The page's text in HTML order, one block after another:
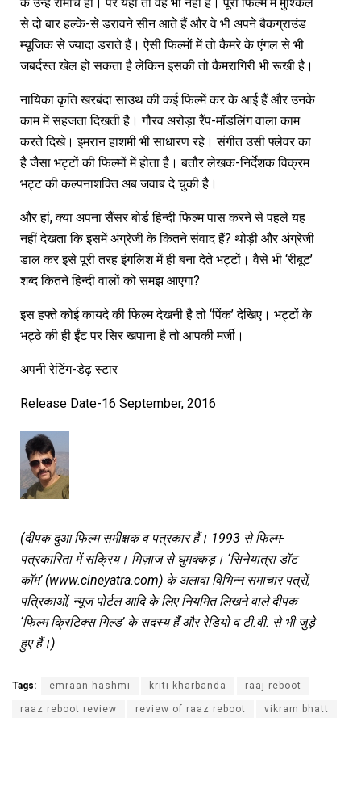
से दो बार हल्के-से डरावने सीन आते हैं और वे भी अपने बैकग्राउंड
म्यूजिक से ज्यादा डराते हैं। ऐसी फिल्मों में तो कैमरे के एंगल से भी
जबर्दस्त खेल हो सकता है लेकिन इसकी तो कैमरागिरी भी रूखी है।
नायिका कृति खरबंदा साउथ की कई फिल्में कर के आई हैं और उनके
काम में सहजता दिखती है। गौरव अरोड़ा रैंप-मॉडलिंग वाला काम
करते दिखे। इमरान हाशमी भी साधारण रहे। संगीत उसी फ्लेवर का
है जैसा भट्टों की फिल्मों में होता है। बतौर लेखक-निर्देशक विक्रम
भट्ट की कल्पनाशक्ति अब जवाब दे चुकी है।
और हां, क्या अपना सैंसर बोर्ड हिन्दी फिल्म पास करने से पहले यह
नहीं देखता कि इसमें अंग्रेजी के कितने संवाद हैं? थोड़ी और अंग्रेजी
डाल कर इसे पूरी तरह इंगलिश में ही बना देते भट्टों। वैसे भी ‘रीबूट’
शब्द कितने हिन्दी वालों को समझ आएगा?
इस हफ्ते कोई कायदे की फिल्म देखनी है तो ‘पिंक’ देखिए। भट्टों के
भट्ठे की ही ईंट पर सिर खपाना है तो आपकी मर्जी।
अपनी रेटिंग-डेढ़ स्टार
Release Date-16 September, 2016
(दीपक दुआ फिल्म समीक्षक व पत्रकार हैं। 1993 से फिल्म-
पत्रकारिता में सक्रिय। मिज़ाज से घुमक्कड़। ‘सिनेयात्रा डॉट
कॉम’ (www.cineyatra.com) के अलावा विभिन्न समाचार पत्रों,
पत्रिकाओं, न्यूज पोर्टल आदि के लिए नियमित लिखने वाले दीपक
‘फिल्म क्रिटिक्स गिल्ड’ के सदस्य हैं और रेडियो व टी.वी. से भी जुड़े
हुए हैं।)
Tags: emraan hashmi kriti kharbanda raaj reboot
raaz reboot review review of raaz reboot vikram bhatt